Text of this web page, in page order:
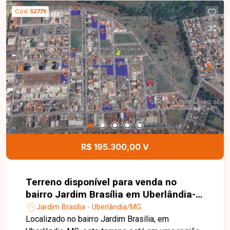
excelente aproveitamento para projetos
residenciais, sendo uma ótima opção para quem
deseja construir a casa dos sonhos ou investir
em uma região com grande potencial de
valorização. Esta é uma excelente oportunidade
para adquirir um terreno bem localizado no bairro
Jardim Brasília. Agende uma visita e venha
conhecer todos os detalhes deste imóvel.
Cód. 52779
R$ 195.300,00 V
Terreno disponível para venda no
bairro Jardim Brasília em Uberlândia-
MGJardim Brasília - Uberlândia/MG
Localizado no bairro Jardim Brasília, em